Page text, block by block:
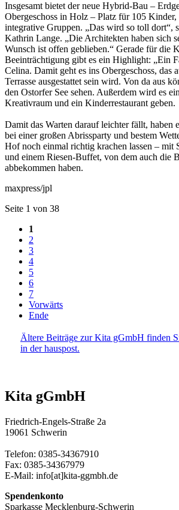
Insgesamt bietet der neue Hybrid-Bau –
Obergeschoss in Holz – Platz für 105 Kinder,
integrative Gruppen. „Das wird so toll dort“,
Kathrin Lange. „Die Architekten haben sich
Wunsch ist offen geblieben.“ Gerade für die
Beeinträchtigung gibt es ein Highlight: „Ein
Celina. Damit geht es ins Obergeschoss, das
Terrasse ausgestattet sein wird. Von da aus
den Ostorfer See sehen. Außerdem wird es
Kreativraum und ein Kinderrestaurant geben.
Damit das Warten darauf leichter fällt, haben
bei einer großen Abrissparty und bestem
Hof noch einmal richtig krachen lassen – mit
und einem Riesen-Buffet, von dem auch die
abbekommen haben.
maxpress/jpl
Seite 1 von 38
1
2
3
4
5
6
7
Vorwärts
Ende
Ältere Beiträge zur Kita gGmbH finden
in der hauspost.
Kita gGmbH
Friedrich-Engels-Straße 2a
19061 Schwerin
Telefon: 0385-34367910
Fax: 0385-34367979
E-Mail: info[at]kita-ggmbh.de
Spendenkonto
Sparkasse Mecklenburg-Schwerin